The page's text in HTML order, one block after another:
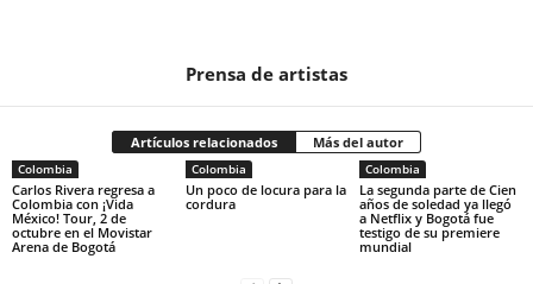
Prensa de artistas
Artículos relacionados Más del autor
Colombia
Carlos Rivera regresa a
Colombia con ¡Vida
México! Tour, 2 de
octubre en el Movistar
Arena de Bogotá
Colombia
Un poco de locura para la
cordura
Colombia
La segunda parte de Cien
años de soledad ya llegó
a Netflix y Bogotá fue
testigo de su premiere
mundial